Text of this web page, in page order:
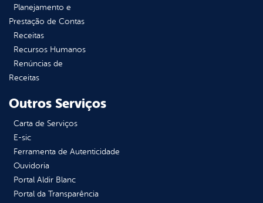
Planejamento e
Prestação de Contas
Receitas
Recursos Humanos
Renúncias de
Receitas
Outros Serviços
Carta de Serviços
E-sic
Ferramenta de Autenticidade
Ouvidoria
Portal Aldir Blanc
Portal da Transparência